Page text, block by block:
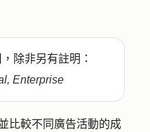
除非另有註明：
Enterprise
比較不同廣告活動的成